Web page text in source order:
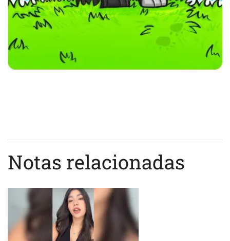
Notas relacionadas